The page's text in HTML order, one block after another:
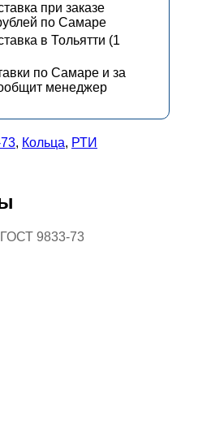
при заказе
по Самаре
в Тольятти (1
по Самаре и за
менеджер
, Кольца, РТИ